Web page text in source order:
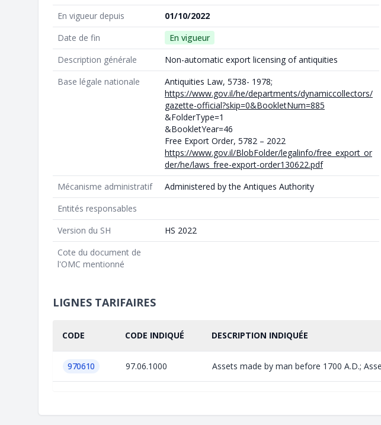
En vigueur depuis
01/10/2022
Date de fin
En vigueur
Description générale
Non-automatic export licensing of antiquities
Base légale nationale
Antiquities Law, 5738- 1978;
https://www.gov.il/he/departments/dynamiccollectors/
gazette-official?skip=0&BookletNum=885
&FolderType=1
&BookletYear=46
Free Export Order, 5782 – 2022
https://www.gov.il/BlobFolder/legalinfo/free_export_or
der/he/laws_free-export-order130622.pdf
Mécanisme administratif
Administered by the Antiques Authority
Entités responsables
Version du SH
HS 2022
Cote du document de
l'OMC mentionné
LIGNES TARIFAIRES
CODE CODE INDIQUÉ DESCRIPTION INDIQUÉE
970610 97.06.1000 Assets made by man before 1700 A.D.;